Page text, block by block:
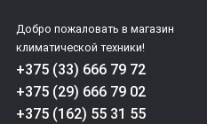
Добро пожаловать в магазин
климатической техники!
+375 (33) 666 79 72
+375 (29) 666 79 02
+375 (162) 55 31 55